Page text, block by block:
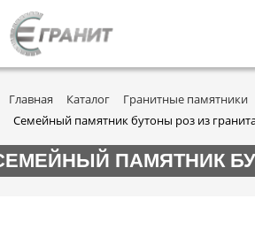
Главная Каталог
Гранитные памятники
Семейный памятник бутоны роз из
ПАМЯТНИК